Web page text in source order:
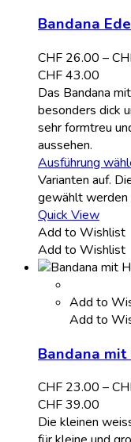
Bandana
CHF 26.00 –
CHF 43.00
Das Bandana
besonders dick
sehr formtreu
aussehen.
Ausführung
Varianten auf.
gewählt werden
Quick View
Add to Wishlist
Add to Wishlist
Add to
Add to
Bandana mit
CHF 23.00 –
CHF 39.00
Die kleinen